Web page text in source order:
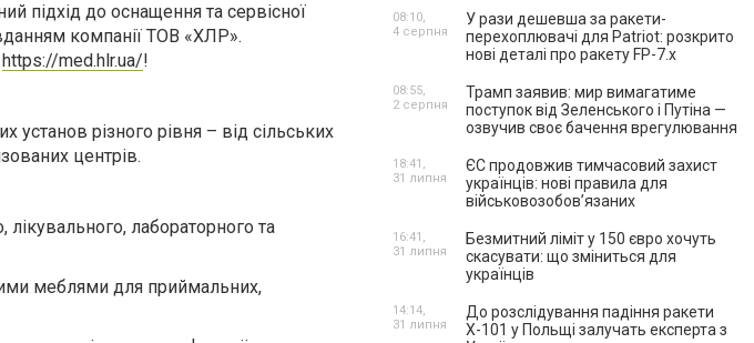
підхід до оснащення та сервісної
компанії ТОВ «ХЛР».
https://med.hlr.ua/!
різного рівня – від сільських
центрів.
лабораторного та
меблями для приймальних,
У рази дешевша за ракети-
перехоплювачі для Patriot: розкрито
нові деталі про ракету FP-7.x
08:10,
4 серпня
Трамп заявив: мир вимагатиме
поступок від Зеленського і Путіна —
озвучив своє бачення врегулювання
08:55,
2 серпня
ЄС продовжив тимчасовий захист
українців: нові правила для
військовозобов’язаних
18:41,
31 липня
Безмитний ліміт у 150 євро хочуть
скасувати: що зміниться для
українців
16:41,
31 липня
До розслідування падіння ракети
Х-101 у Польщі залучать експерта з
14:14,
31 липня